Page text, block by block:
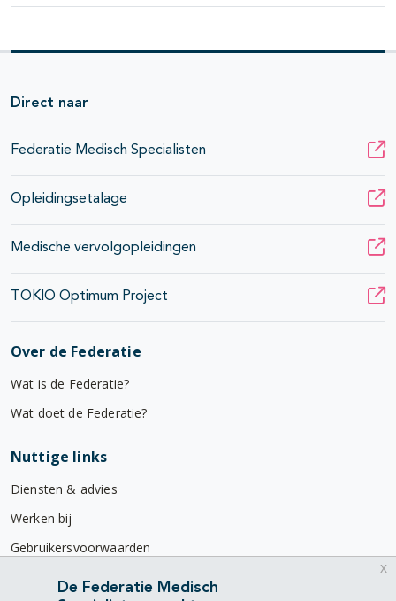
Direct naar
Federatie Medisch Specialisten
Opleidingsetalage
Medische vervolgopleidingen
TOKIO Optimum Project
Over de Federatie
Wat is de Federatie?
Wat doet de Federatie?
Nuttige links
Diensten & advies
Werken bij
Gebruikersvoorwaarden
Privacyverklaring
De Federatie Medisch
x